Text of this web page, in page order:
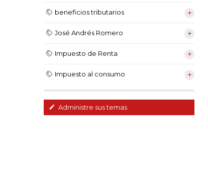
beneficios tributarios
José Andrés Romero
Impuesto de Renta
Impuesto al consumo
Administre sus temas